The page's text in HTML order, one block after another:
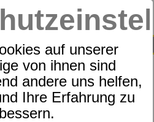
auf unserer
von ihnen sind
andere uns helfen,
Ihre Erfahrung zu
SUCHE
0
Petitgrain